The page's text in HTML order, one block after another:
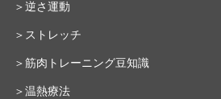
＞逆さ運動
＞ストレッチ
＞筋肉トレーニング豆知識
＞温熱療法